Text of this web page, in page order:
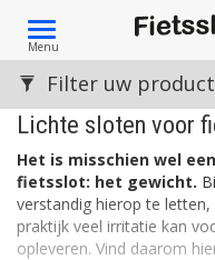
Toggle
navigation
Menu
Lichte sloten voor
Het is misschien wel
fietsslot: het gewicht.
verstandig hierop te
praktijk veel irritatie kan
opleveren. Vind daarom
Filter uw